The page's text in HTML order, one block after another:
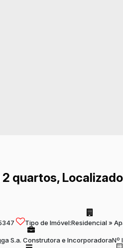
quartos,
Tipo de Imóvel:Residencial»
S.a. Construtora e IncorporadoraNº